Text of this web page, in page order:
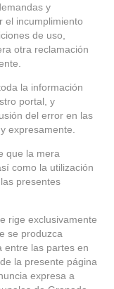
y
el incumplimiento
de uso,
otra reclamación
la información
portal, y
del error en las
expresamente.
que la mera
como la utilización
presentes
rige exclusivamente
se produzca
entre las partes en
la presente página
expresa a